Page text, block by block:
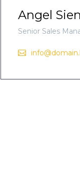
Angel
Senior Sales